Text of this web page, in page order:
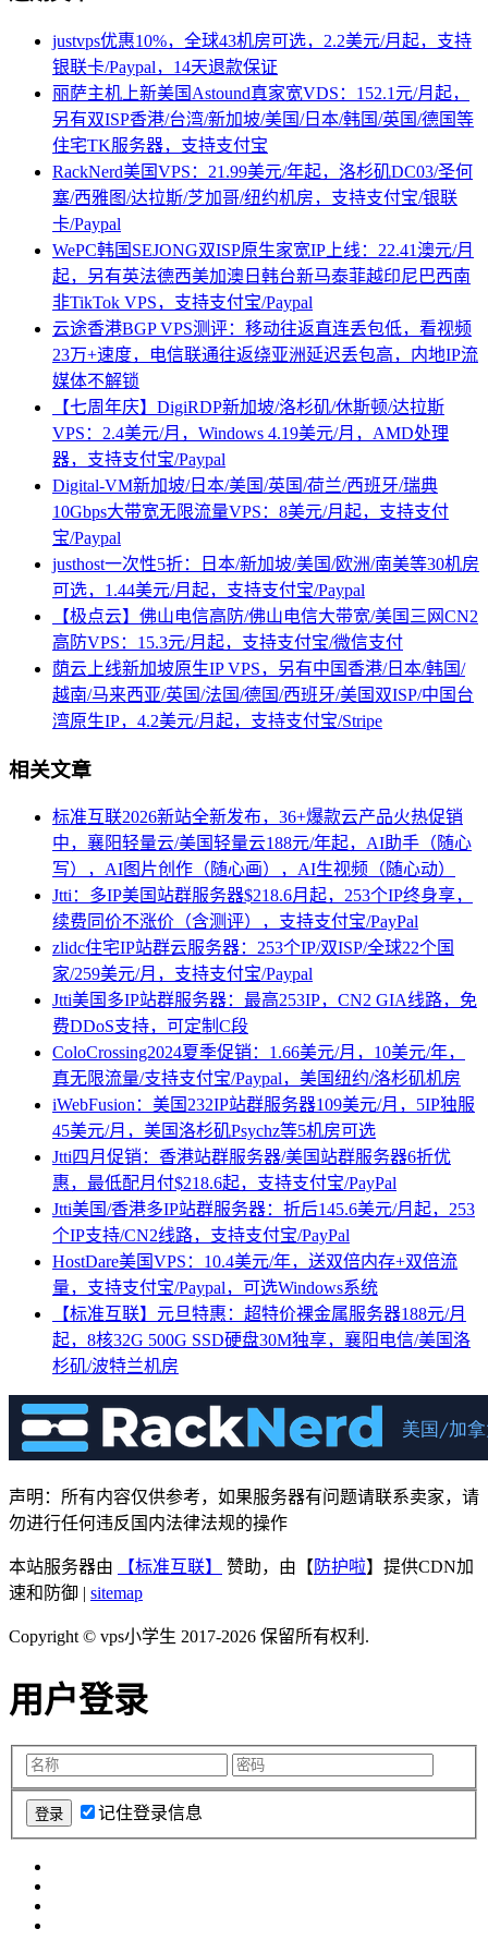
justvps优惠10%，全球43机房可选，2.2美元/月起，支持
银联卡/Paypal，14天退款保证
丽萨主机上新美国Astound真家宽VDS：152.1元/月起，
另有双ISP香港/台湾/新加坡/美国/日本/韩国/英国/德国等
住宅TK服务器，支持支付宝
RackNerd美国VPS：21.99美元/年起，洛杉矶DC03/圣何
塞/西雅图/达拉斯/芝加哥/纽约机房，支持支付宝/银联
卡/Paypal
WePC韩国SEJONG双ISP原生家宽IP上线：22.41澳元/月
起，另有英法德西美加澳日韩台新马泰菲越印尼巴西南
非TikTok VPS，支持支付宝/Paypal
云途香港BGP VPS测评：移动往返直连丢包低，看视频
23万+速度，电信联通往返绕亚洲延迟丢包高，内地IP流
媒体不解锁
【七周年庆】DigiRDP新加坡/洛杉矶/休斯顿/达拉斯
VPS：2.4美元/月，Windows 4.19美元/月，AMD处理
器，支持支付宝/Paypal
Digital-VM新加坡/日本/美国/英国/荷兰/西班牙/瑞典
10Gbps大带宽无限流量VPS：8美元/月起，支持支付
宝/Paypal
justhost一次性5折：日本/新加坡/美国/欧洲/南美等30机房
可选，1.44美元/月起，支持支付宝/Paypal
【极点云】佛山电信高防/佛山电信大带宽/美国三网CN2
高防VPS：15.3元/月起，支持支付宝/微信支付
荫云上线新加坡原生IP VPS，另有中国香港/日本/韩国/
越南/马来西亚/英国/法国/德国/西班牙/美国双ISP/中国台
湾原生IP，4.2美元/月起，支持支付宝/Stripe
相关文章
标准互联2026新站全新发布，36+爆款云产品火热促销
中，襄阳轻量云/美国轻量云188元/年起，AI助手（随心
写），AI图片创作（随心画），AI生视频（随心动）
Jtti：多IP美国站群服务器$218.6月起，253个IP终身享，
续费同价不涨价（含测评），支持支付宝/PayPal
zlidc住宅IP站群云服务器：253个IP/双ISP/全球22个国
家/259美元/月，支持支付宝/Paypal
Jtti美国多IP站群服务器：最高253IP，CN2 GIA线路，免
费DDoS支持，可定制C段
ColoCrossing2024夏季促销：1.66美元/月，10美元/年，
真无限流量/支持支付宝/Paypal，美国纽约/洛杉矶机房
iWebFusion：美国232IP站群服务器109美元/月，5IP独服
45美元/月，美国洛杉矶Psychz等5机房可选
Jtti四月促销：香港站群服务器/美国站群服务器6折优
惠，最低配月付$218.6起，支持支付宝/PayPal
Jtti美国/香港多IP站群服务器：折后145.6美元/月起，253
个IP支持/CN2线路，支持支付宝/PayPal
HostDare美国VPS：10.4美元/年，送双倍内存+双倍流
量，支持支付宝/Paypal，可选Windows系统
【标准互联】元旦特惠：超特价裸金属服务器188元/月
起，8核32G 500G SSD硬盘30M独享，襄阳电信/美国洛
杉矶/波特兰机房
声明：所有内容仅供参考，如果服务器有问题请联系卖家，请
勿进行任何违反国内法律法规的操作
本站服务器由 【标准互联】 赞助，由【 防护啦】提供CDN加
速和防御 | sitemap
Copyright © vps小学生 2017-2026 保留所有权利.
用户登录
记住登录信息